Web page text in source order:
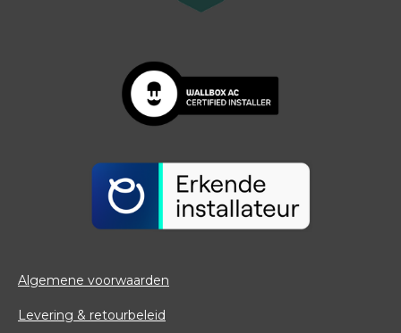
Algemene voorwaarden
Levering & retourbeleid